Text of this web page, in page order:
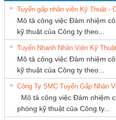
Le An Toàn
Contact
– PSR-
SCP-
FSP/2X1/1X2
Bộ giám sát chuỗi
tấm pin
TRANSCLINIC
1K5 L
Công ty TNHH
Thương Mại SX Ba
Miền
CÔNG TY
KINH DOANH
DỊCH VỤ XNK
PHƯƠNG
Mô tả công việc Đảm nhiệm
kỹ thuật của Công ty theo...
Tuyển Nhanh Nhân Viên Kỹ
Mô tả công việc Đảm nhiệm
kỹ thuật của Công ty theo...
Mô tả công việc Đảm nhiệm
phòng kỹ thuật của Công ty...